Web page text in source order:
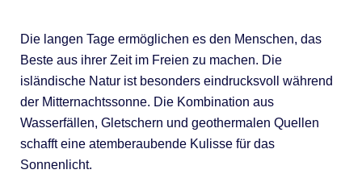
Die langen Tage ermöglichen es den Menschen, das
Beste aus ihrer Zeit im Freien zu machen. Die
isländische Natur ist besonders eindrucksvoll während
der Mitternachtssonne. Die Kombination aus
Wasserfällen, Gletschern und geothermalen Quellen
schafft eine atemberaubende Kulisse für das
Sonnenlicht.